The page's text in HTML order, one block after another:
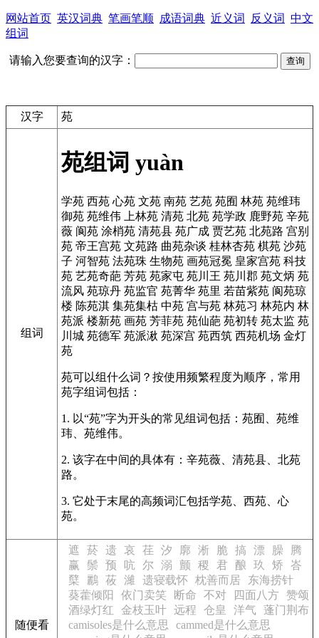
网站首页 英汉词典 笔画笔顺 成语词典 近义词 反义词 中文
组词
请输入您要查询的汉字：
汉字 苑
组词
苑组词 yuàn
学苑 西苑 心苑 文苑 南苑 艺苑 苑囿 林苑 苑维玮
御苑 苑维伟 上林苑 清苑 北苑 苑学政 鹿野苑 辛苑
薇 阆苑 涂梢苑 清苑县 苑广成 贾艺苑 北苑路 宫别
苑 帝王宫苑 文苑路 曲苑杂谈 桂林杏苑 棋苑 沙苑
子 河智苑 法苑珠 生物苑 画苑冠冕 皇家宫苑 科技
苑 艺苑奇葩 芳苑 苑家屯 苑川王 苑川郡 苑文炳 苑
流风 苑琼丹 苑监官 苑菁华 苑里 若苗紫苑 阆苑琼
楼 陈苑淇 集苑集枯 中苑 宫与苑 林苑习 林苑内 林
苑派 楼新苑 画苑 芳菲苑 苑仙葩 苑初转 苑太监 苑
川城 苑德军 苑派湫 苑深宫 苑西筑 西苑机场 金灯
苑
苑可以组什么词？按使用频繁程度为顺序，常用
苑字组词包括：
1. 以“苑”字为开头的常见组词包括：苑囿、苑维
玮、苑维伟。
2. 该字在中间的具体有：辛苑薇、清苑县、北苑
路。
3. 它处于末尾的高频词汇包括学苑、西苑、心
苑。
随便看
遮 菸 遗 哀 荏 汐 廓 淅 脆 搞 漂 臊
腾
赢
鬃 预 吭 尔 溺 颤 稷 君 酿 玖 矫
峇
櫱
鸝 莜 濰 遗寝载怀 枕善而居
东海捞针
葵藿倾阳
依门卖笑 断命 不对 四面八方 赞颂
酒绿灯红
金枝玉叶 远程 仓皇 洋气 蓬门荆布
camisoles是什么意思
cammed是什么意思